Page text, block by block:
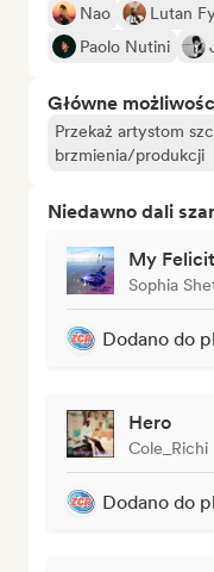
Nao
Lutan
Paolo Nutini
Główne
Przekaż artystom
brzmienia/produkcji
Niedawno dali
My
Sophia
Dodano do
Hero
Cole_Richi
Dodano do